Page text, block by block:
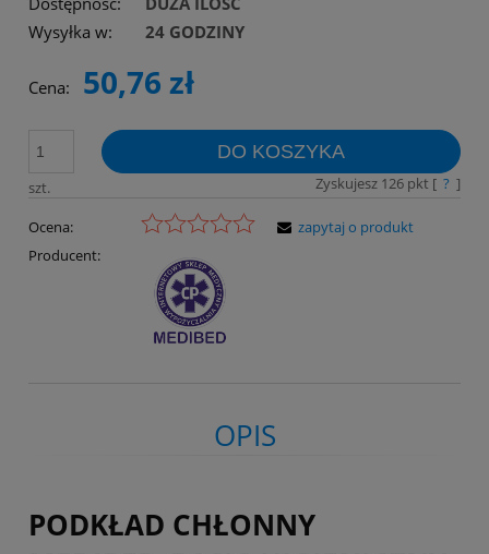
Wysyłka w:
24 GODZINY
Cena: 50,76 zł
szt.
DO KOSZYKA
Zyskujesz 126pkt [ ? ]
Ocena:
Producent:
zapytaj o produkt
OPIS
PODKŁAD CHŁONNY